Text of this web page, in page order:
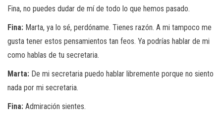
Fina, no puedes dudar de mí de todo lo que hemos pasado.
Fina: Marta, ya lo sé, perdóname. Tienes razón. A mi tampoco me
gusta tener estos pensamientos tan feos. Ya podrías hablar de mi
como hablas de tu secretaria.
Marta: De mi secretaria puedo hablar libremente porque no siento
nada por mi secretaria.
Fina: Admiración sientes.